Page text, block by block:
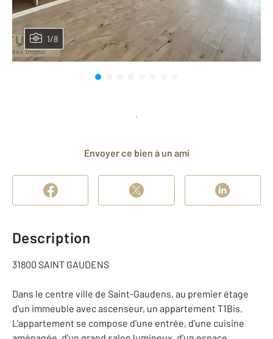
1/8
Envoyer ce bien à un ami
Description
31800 SAINT GAUDENS
Dans le centre ville de Saint-Gaudens, au premier étage
d'un immeuble avec ascenseur, un appartement T1Bis.
L'appartement se compose d'une entrée, d'une cuisine